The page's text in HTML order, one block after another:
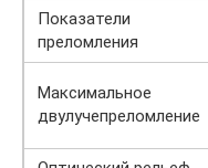
Показатели
преломления
Максимальное
двулучепреломление